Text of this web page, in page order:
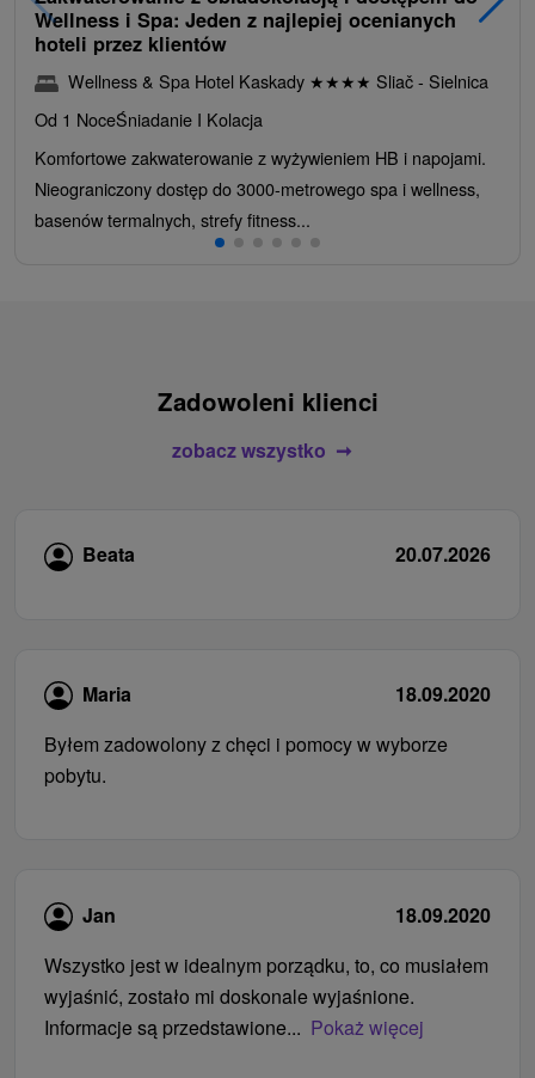
Wellness i Spa: Jeden z najlepiej ocenianych
hoteli przez klientów
Wellness & Spa Hotel Kaskady ★★★★ Sliač - Sielnica
Od 1 NoceŚniadanie I Kolacja
Komfortowe zakwaterowanie z wyżywieniem HB i napojami.
Nieograniczony dostęp do 3000-metrowego spa i wellness,
basenów termalnych, strefy fitness...
Zadowoleni klienci
zobacz wszystko
Beata 20.07.2026
Maria
18.09.2020
Byłem zadowolony z chęci i pomocy w wyborze
pobytu.
Jan
18.09.2020
Wszystko jest w idealnym porządku, to, co musiałem
wyjaśnić, zostało mi doskonale wyjaśnione.
Informacje są przedstawione... Pokaż więcej